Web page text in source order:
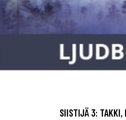
SIISTIJÄ 3: TAKKI,